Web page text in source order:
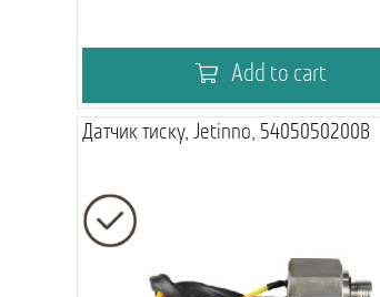
Add to cart
Датчик тиску, Jetinno, 5405050200B